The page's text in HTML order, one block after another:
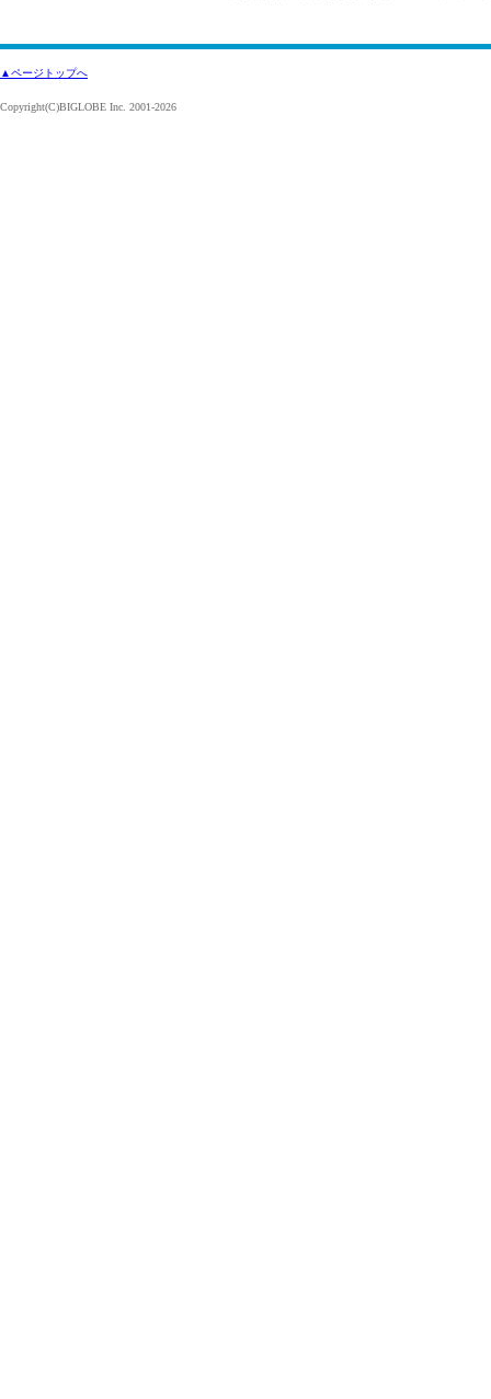
▲ページトップへ
Copyright(C)BIGLOBE Inc. 2001-2026